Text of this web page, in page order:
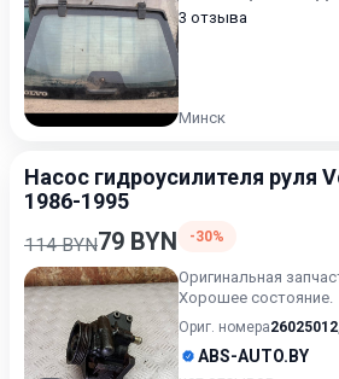
3 отзыва
Минск
Насос гидроусилителя руля
1986-1995
114 BYN79 BYN -30%
Оригинальная
Хорошее состояние.
Ориг. номера26025012
ABS-AUTO.BY